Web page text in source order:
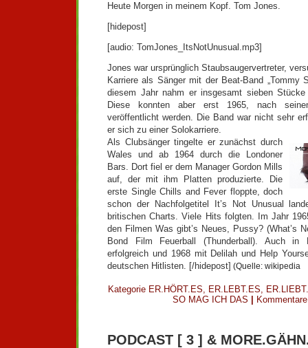
Heute Morgen in meinem Kopf. Tom Jones.
[hidepost]
[audio: TomJones_ItsNotUnusual.mp3]
Jones war ursprünglich Staubsaugervertreter,
Karriere als Sänger mit der Beat-Band „Tommy
diesem Jahr nahm er insgesamt sieben
Diese konnten aber erst 1965, nach
veröffentlicht werden. Die Band war nicht sehr
er sich zu einer Solokarriere.
Als Clubsänger tingelte er zunächst durch
Wales und ab 1964 durch die Londoner
Bars. Dort fiel er dem Manager Gordon Mills
auf, der mit ihm Platten produzierte. Die
erste Single Chills and Fever floppte, doch
schon der Nachfolgetitel It’s Not Unusual
britischen Charts. Viele Hits folgten. Im Jahr
den Filmen Was gibt’s Neues, Pussy? (What’s
Bond Film Feuerball (Thunderball). Auch in
erfolgreich und 1968 mit Delilah und Help
deutschen Hitlisten. [/hidepost] (Quelle: wikipedia
Kategorie ER.HÖRT.ES, ER.LEBT.ES,
SO MAG ICH DAS
PODCAST [ 3 ] &